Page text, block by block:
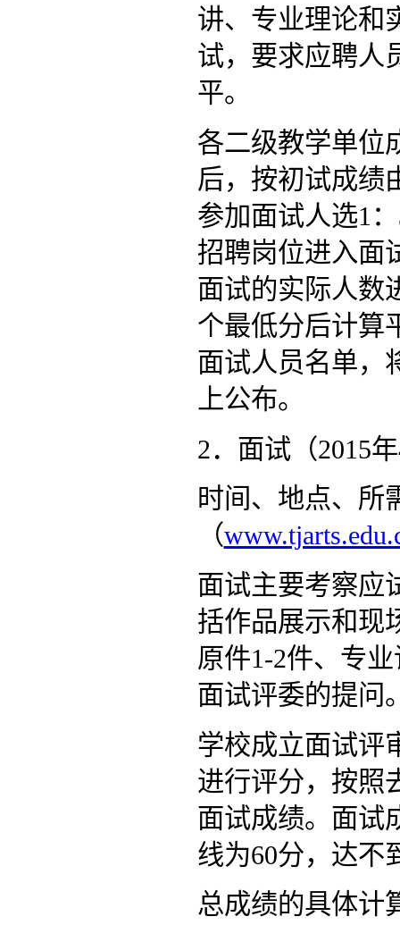
讲、专业理论和
试，要求应聘人
平。
各二级教学单位
后，按初试成绩
参加面试人选1
招聘岗位进入面
面试的实际人数
个最低分后计算
面试人员名单，
上公布。
2．面试（2015
时间、地点、所
（
面试主要考察应
括作品展示和现
原件1-2件、专
面试评委的提问
学校成立面试评
进行评分，按照
面试成绩。面试
线为60分，达不
总成绩的具体计